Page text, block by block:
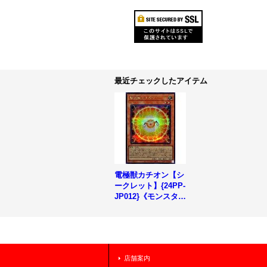
最近チェックしたアイテム
電極獣カチオン【シ
ークレット】{24PP-
JP012}《モンスタ
店舗案内